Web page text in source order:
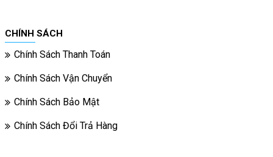
CHÍNH SÁCH
Chính Sách Thanh Toán
Chính Sách Vận Chuyển
Chính Sách Bảo Mật
Chính Sách Đổi Trả Hàng